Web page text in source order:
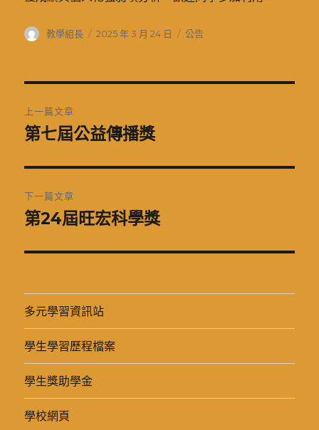
作
教學組長
發
2025 年 3 月 24 日
分
公告
章
覽
上一篇文章
上
篇
文
章:
第七屆公益傳播獎
下一篇文章
下
篇
章:
第24屆旺宏科學獎
多元學習資訊站
學生學習歷程檔案
學生獎助學金
學校網頁